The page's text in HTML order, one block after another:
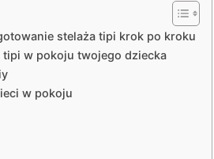
stelaża tipi krok po kroku
tipi w pokoju twojego dziecka
w pokoju